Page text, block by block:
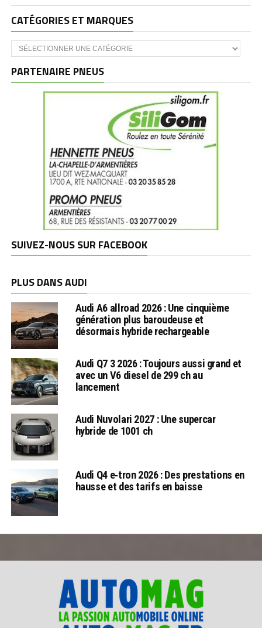
CATÉGORIES ET MARQUES
Catégories
et
PARTENAIRE PNEUS
SUIVEZ-NOUS SUR FACEBOOK
PLUS DANS AUDI
Audi A6 allroad 2026 : Une cinquième
génération plus baroudeuse et
désormais hybride rechargeable
Audi Q7 3 2026 : Toujours aussi grand et
avec un V6 diesel de 299 ch au
lancement
Audi Nuvolari 2027 : Une supercar
hybride de 1001 ch
Audi Q4 e‑tron 2026 : Des prestations en
hausse et des tarifs en baisse